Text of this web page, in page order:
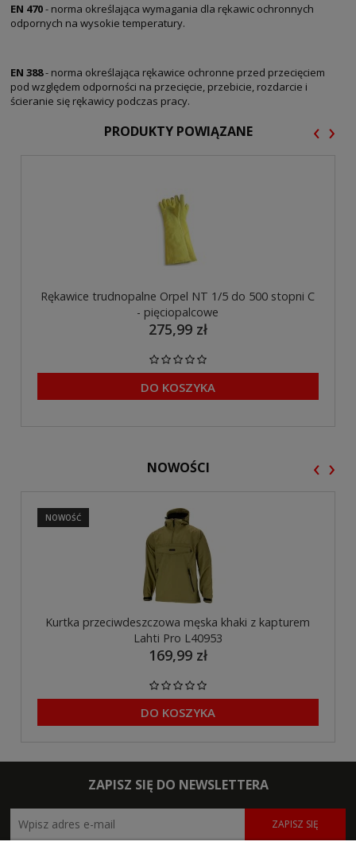
EN 470- norma określająca wymagania dla rękawic ochronnych
odpornych na wysokie temperatury.
EN 388- norma określająca rękawice ochronne przed przecięciem
pod względem odporności na przecięcie, przebicie, rozdarcie i
ścieranie się rękawicy podczas pracy.
PRODUKTY POWIĄZANE
Rękawice trudnopalne Orpel NT 1/5 do 500 stopni C
- pięciopalcowe
275,99 zł
DO KOSZYKA
‹ ›
NOWOŚCI
Kurtka przeciwdeszczowa męska khaki z kapturem
Lahti Pro L40953
169,99 zł
DO KOSZYKA
NOWOŚĆ
‹ ›
ZAPISZ SIĘ DO NEWSLETTERA
ZAPISZ SIĘ